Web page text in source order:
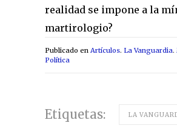
realidad se impone a la
martirologio?
Publicado en Artículos. La Vanguardia.
Política
Etiquetas: LA